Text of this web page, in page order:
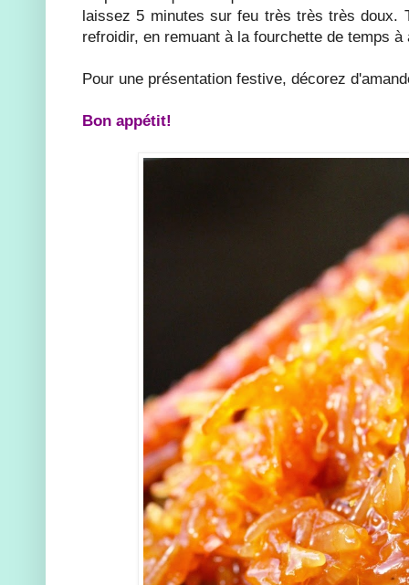
laissez 5 minutes sur feu très très très doux.
refroidir, en remuant à la fourchette de temps
Pour une présentation festive, décorez
Bon appétit!